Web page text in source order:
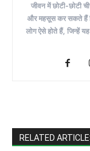
जीवन में छोटी-छोटी
और महसूस कर सकते हैं
लोग ऐसे होते हैं, जिन्हें यह
RELATED